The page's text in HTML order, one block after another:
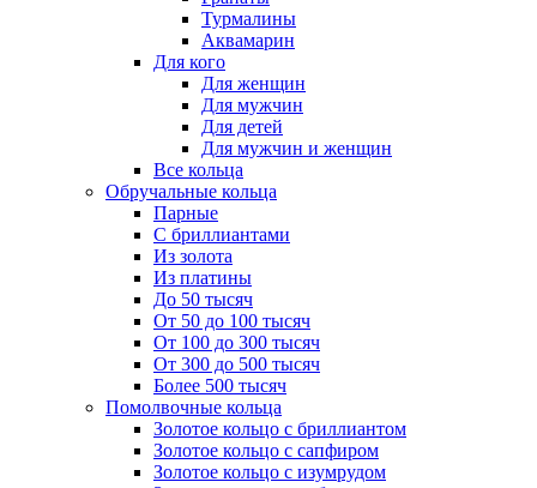
Турмалины
Аквамарин
Для кого
Для женщин
Для мужчин
Для детей
Для мужчин и женщин
Все кольца
Обручальные кольца
Парные
С бриллиантами
Из золота
Из платины
До 50 тысяч
От 50 до 100 тысяч
От 100 до 300 тысяч
От 300 до 500 тысяч
Более 500 тысяч
Помолвочные кольца
Золотое кольцо с бриллиантом
Золотое кольцо с сапфиром
Золотое кольцо с изумрудом